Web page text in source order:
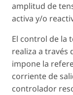
amplitud de
activa y/o
El control de la
realiza a través
impone la
corriente de
controlador